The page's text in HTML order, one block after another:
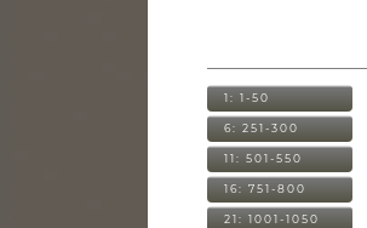
1: 1-50
6: 251-300
11: 501-550
16: 751-800
21: 1001-1050